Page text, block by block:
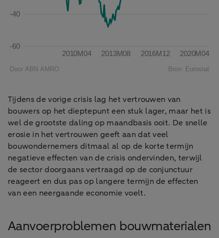
Tijdens de vorige crisis lag het vertrouwen van
bouwers op het dieptepunt een stuk lager, maar het is
wel de grootste daling op maandbasis ooit. De snelle
erosie in het vertrouwen geeft aan dat veel
bouwondernemers ditmaal al op de korte termijn
negatieve effecten van de crisis ondervinden, terwijl
de sector doorgaans vertraagd op de conjunctuur
reageert en dus pas op langere termijn de effecten
van een neergaande economie voelt.
Aanvoerproblemen bouwmaterialen